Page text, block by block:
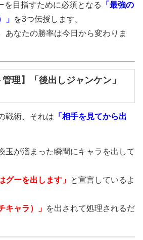
を目指すために必須となる
「最強の
」 を3つ伝授します。
あなたの勝率は今日から変わりま
理】「後出しジャンケン」
戦術、それは 「相手を見てから出
玉が溜まった瞬間にキャラを出して
グーを出します」 と宣言しているよ
キャラ）」 を出されて処理されるだ